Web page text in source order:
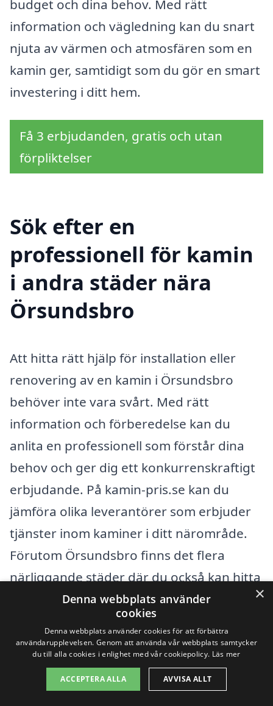
budget och dina behov. Med rätt
information och vägledning kan du snart
njuta av värmen och atmosfären som en
kamin ger, samtidigt som du gör en smart
investering i ditt hem.
Få 3 erbjudanden, gratis och utan
förpliktelser
Sök efter en
professionell för kamin
i andra städer nära
Örsundsbro
Att hitta rätt hjälp för installation eller
renovering av en kamin i Örsundsbro
behöver inte vara svårt. Med rätt
information och förberedelse kan du
anlita en professionell som förstår dina
behov och ger dig ett konkurrenskraftigt
erbjudande. På kamin-pris.se kan du
jämföra olika leverantörer som erbjuder
tjänster inom kaminer i ditt närområde.
Förutom Örsundsbro finns det flera
närliggande städer där du också kan hitta
experter på området.
Några av de omkringliggande städerna
som kan vara relevanta för dig är:
×
Denna webbplats använder
cookies
Denna webbplats använder cookies för att förbättra
användarupplevelsen. Genom att använda vår webbplats samtycker
du till alla cookies i enlighet med vår cookiepolicy. Läs mer
ACCEPTERA ALLA AVVISA ALLT